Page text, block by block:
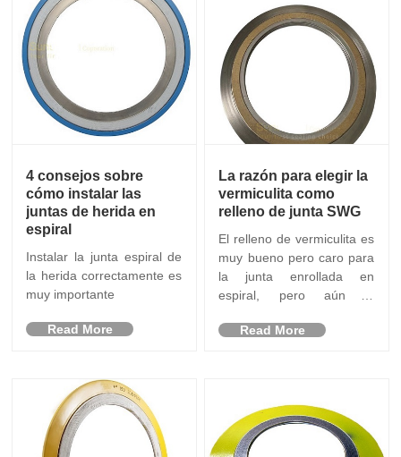
4 consejos sobre
cómo instalar las
juntas de herida en
espiral
Instalar la junta espiral de
la herida correctamente es
muy importante
Read More
La razón para elegir la
vermiculita como
relleno de junta SWG
El relleno de vermiculita es
muy bueno pero caro para
la junta enrollada en
espiral, pero aún lo
Read More